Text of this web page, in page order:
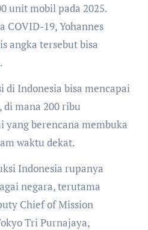
unit mobil pada 2025.
COVID-19, Yohannes
angka tersebut bisa
di Indonesia bisa mencapai
mana 200 ribu
yang berencana membuka
waktu dekat.
Indonesia rupanya
negara, terutama
Chief of Mission
Tri Purnajaya,